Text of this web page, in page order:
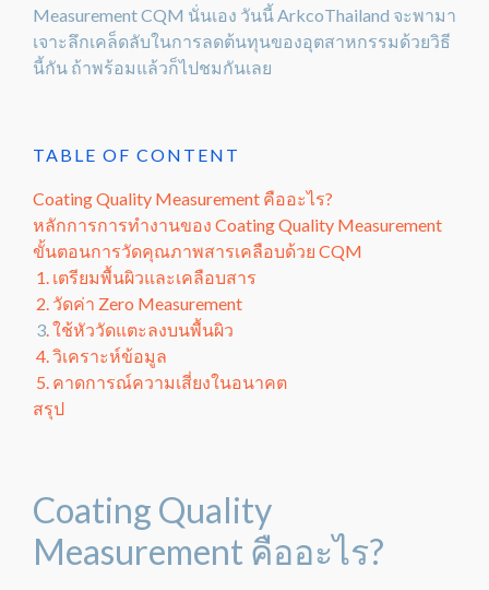
Measurement CQM นั่นเอง วันนี้ ArkcoThailand จะพามา
เจาะลึกเคล็ดลับในการลดต้นทุนของอุตสาหกรรมด้วยวิธี
นี้กัน ถ้าพร้อมแล้วก็ไปชมกันเลย
TABLE OF CONTENT
Coating Quality Measurement คืออะไร?
หลักการการทำงานของ Coating Quality Measurement
ขั้นตอนการวัดคุณภาพสารเคลือบด้วย CQM
1. เตรียมพื้นผิวและเคลือบสาร
2. วัดค่า Zero Measurement
3. ใช้หัววัดแตะลงบนพื้นผิว
4. วิเคราะห์ข้อมูล
5. คาดการณ์ความเสี่ยงในอนาคต
สรุป
Coating Quality
Measurement คืออะไร?